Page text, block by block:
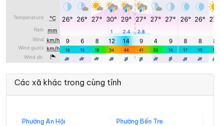
Các xã khác trong cùng tỉnh
Phường An Hội Phường Bến Tre